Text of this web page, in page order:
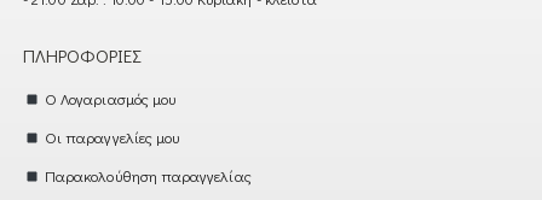
ΠΛΗΡΟΦΟΡΊΕΣ
Ο Λογαριασμός μου
Οι παραγγελίες μου
Παρακολούθηση παραγγελίας